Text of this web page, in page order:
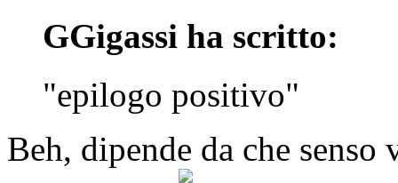
GGigassi ha scritto:
"epilogo positivo"
Beh, dipende da che